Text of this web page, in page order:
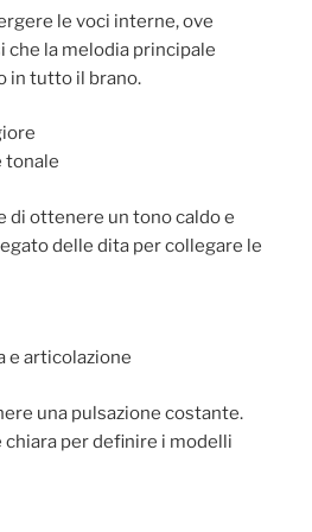
le voci interne, ove
che la melodia principale
in tutto il brano.
tonale
di ottenere un tono caldo e
delle dita per collegare le
e articolazione
una pulsazione costante.
chiara per definire i modelli